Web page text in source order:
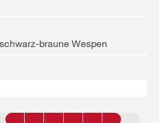
braune Wespen